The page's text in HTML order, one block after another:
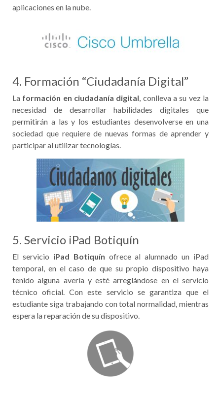
aplicaciones en la nube.
4. Formación “Ciudadanía Digital”
La formación en ciudadanía digital, conlleva a su vez la
necesidad de desarrollar habilidades digitales que
permitirán a las y los estudiantes desenvolverse en una
sociedad que requiere de nuevas formas de aprender y
participar al utilizar tecnologías.
5. Servicio iPad Botiquín
El servicio iPad Botiquín ofrece al alumnado un iPad
temporal, en el caso de que su propio dispositivo haya
tenido alguna avería y esté arreglándose en el servicio
técnico oficial. Con este servicio se garantiza que el
estudiante siga trabajando con total normalidad, mientras
espera la reparación de su dispositivo.